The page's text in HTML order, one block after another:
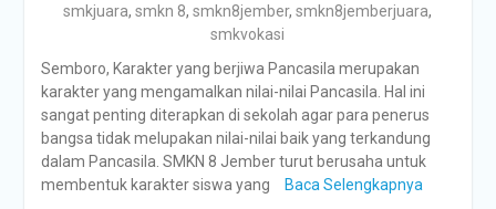
smkjuara,smkn 8,smkn8jember,smkn8jemberjuara,
smkvokasi
Semboro, Karakter yang berjiwa Pancasila merupakan
karakter yang mengamalkan nilai-nilai Pancasila. Hal ini
sangat penting diterapkan di sekolah agar para penerus
bangsa tidak melupakan nilai-nilai baik yang terkandung
dalam Pancasila. SMKN 8 Jember turut berusaha untuk
membentuk karakter siswa yang
Baca Selengkapnya